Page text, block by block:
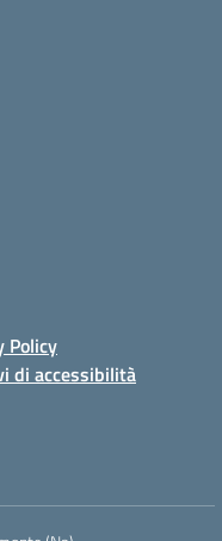
Policy
di accessibilità